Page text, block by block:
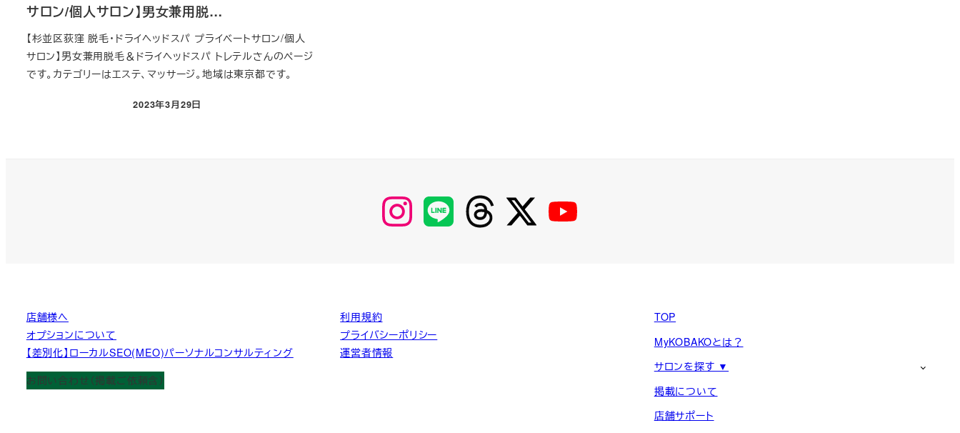
サロン/個人サロン】男女兼用脱…
【杉並区荻窪 脱毛・ドライヘッドスパ プライベートサロン/個人
サロン】男女兼用脱毛＆ドライヘッドスパ トレテルさんのページ
です。カテゴリーはエステ、マッサージ。地域は東京都です。
投稿日
2023年3月29日
【Instagram】
MyKOBAKO
【LINE】 【threads】 【Twitter】
店舗様へ
オプションについて
【差別化】ローカルSEO(MEO)パーソナルコンサルティング
お問い合わせ（掲載ご依頼含）
利用規約
プライバシーポリシー
運営者情報
TOP
MyKOBAKOとは？
サロンを探す ▼
掲載について
店舗サポート